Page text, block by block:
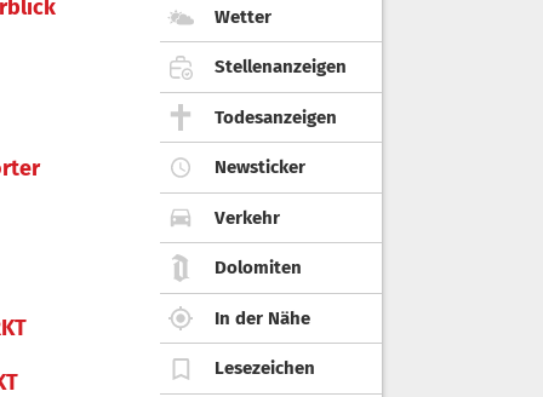
Wetter
Stellenanzeigen
Todesanzeigen
Newsticker
Verkehr
Dolomiten
In der Nähe
Lesezeichen